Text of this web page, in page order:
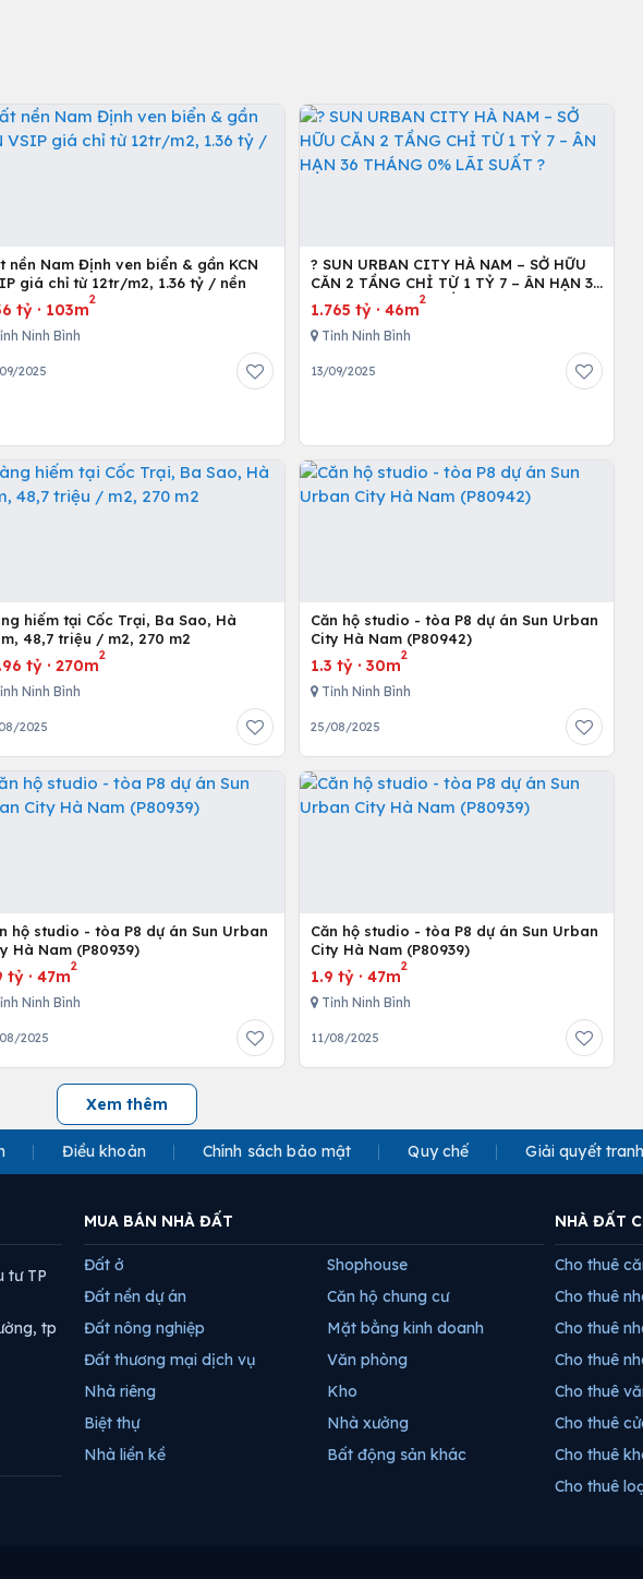
nền Nam Định ven biển & gần KCN
giá chỉ từ 12tr/m2, 1.36 tỷ / nền
tỷ · 103m
2
Ninh Bình
2025
? SUN URBAN CITY HÀ NAM – SỞ HỮU
CĂN 2 TẦNG CHỈ TỪ 1 TỶ 7 – ÂN HẠN 36
THÁNG 0% LÃI SUẤT ?
1.765 tỷ· 46m
2
Tỉnh Ninh Bình
13/09/2025
hiếm tại Cốc Trại, Ba Sao, Hà
48,7 triệu / m2, 270 m2
tỷ ·270m
2
Ninh Bình
2025
Căn hộ studio - tòa P8 dự án Sun Urban
City Hà Nam (P80942)
1.3 tỷ· 30m
2
Tỉnh Ninh Bình
25/08/2025
hộ studio - tòa P8 dự án Sun Urban
Hà Nam (P80939)
tỷ ·47m
2
Ninh Bình
2025
Căn hộ studio - tòa P8 dự án Sun Urban
City Hà Nam (P80939)
1.9 tỷ· 47m
2
Tỉnh Ninh Bình
11/08/2025
Xem thêm
Điều khoản Chính sách bảo mật Quy chế Giải quyết
tư TP
tp
MUA BÁN NHÀ ĐẤT
Đất ở
Đất nền dự án
Đất nông nghiệp
Đất thương mại dịch vụ
Nhà riêng
Biệt thự
Nhà liền kề
Shophouse
Căn hộ chung cư
Mặt bằng kinh doanh
Văn phòng
Kho
Nhà xưởng
Bất động sản khác
NHÀ ĐẤT
Cho thuê
Cho thuê
Cho thuê
Cho thuê
Cho thuê
Cho thuê
Cho thuê
Cho thuê